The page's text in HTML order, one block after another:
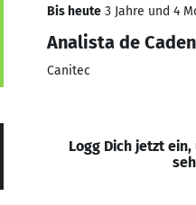
Bis heute 3 Jahre und 4
Analista de
Canitec
Logg Dich jetzt